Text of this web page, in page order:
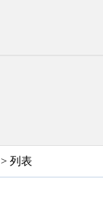
> 列表